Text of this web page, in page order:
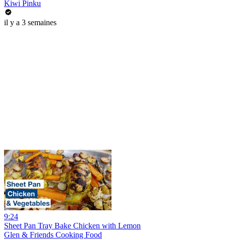
Kiwi Pinku
il y a 3 semaines
9:24
Sheet Pan Tray Bake Chicken with Lemon
Glen & Friends Cooking Food